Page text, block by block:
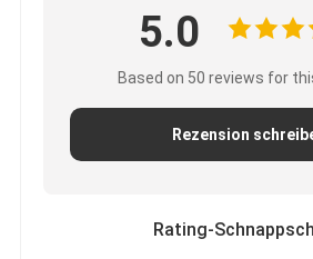
5.0
Based on 50 reviews for
Rezension
Rating-